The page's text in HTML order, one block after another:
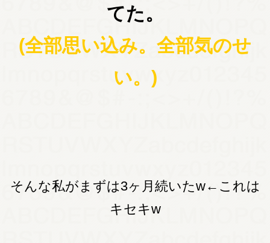
てた。
(全部思い込み。全部気のせ
い。)
そんな私がまずは3ヶ月続いたw←これは
キセキw